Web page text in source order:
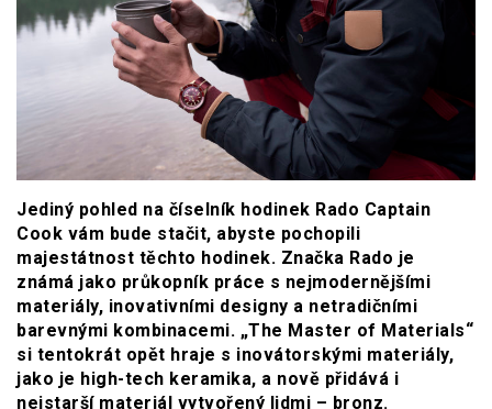
Jediný pohled na číselník hodinek Rado Captain
Cook vám bude stačit, abyste pochopili
majestátnost těchto hodinek. Značka Rado je
známá jako průkopník práce s nejmodernějšími
materiály, inovativními designy a netradičními
barevnými kombinacemi. „The Master of Materials“
si tentokrát opět hraje s inovátorskými materiály,
jako je high-tech keramika, a nově přidává i
nejstarší materiál vytvořený lidmi – bronz.